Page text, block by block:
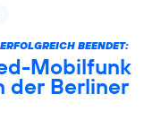
BEENDET:
Mobilfunk
der Berliner